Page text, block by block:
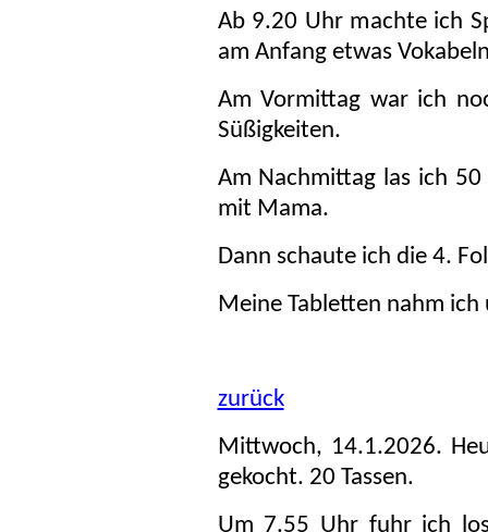
Ab 9.20 Uhr machte ich
am Anfang etwas
Am Vormittag war ich
Süßigkeiten.
Am Nachmittag las ich
mit Mama.
Dann schaute ich die 4.
Meine Tabletten nahm ich
zurück
Mittwoch, 14.1.2026.
gekocht. 20 Tassen.
Um 7.55 Uhr fuhr ich